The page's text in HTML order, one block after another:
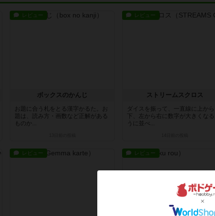
レビュー
ボックスのかんじ
お題に合う札をとる漢字かるた。お
題は、読み方・画数など正解がある
ものか...
レビュー
ストリームスクロス
ダイスを振って、一直線に上から
下、左から右に数字が大きくなる
うに並べ...
レビュー レビュー